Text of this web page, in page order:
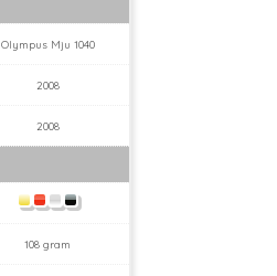
Olympus Mju 1040
2008
2008
108 gram